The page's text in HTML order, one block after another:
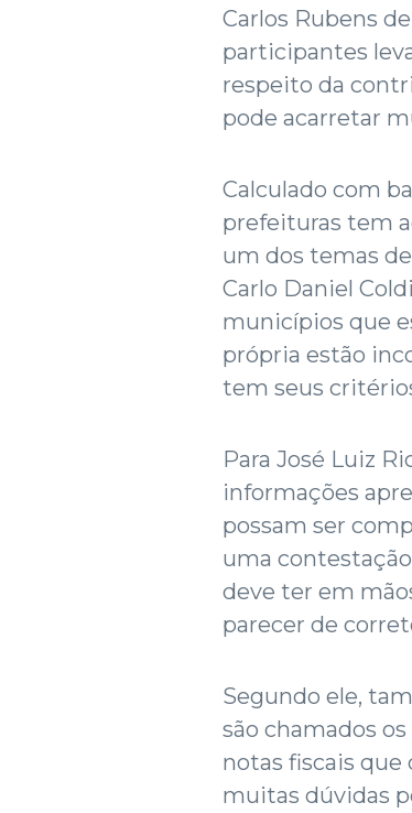
Carlos Rubens
participantes
respeito da
pode acarretar
Calculado com
prefeituras tem
um dos temas
Carlo Daniel
municípios que
própria estão
tem seus
Para José Luiz
informações
possam ser
uma
deve ter em
parecer de
Segundo ele,
são chamados
notas fiscais que
muitas dúvidas